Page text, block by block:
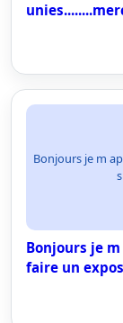
Bonjours je m
Bonjours je
faire un